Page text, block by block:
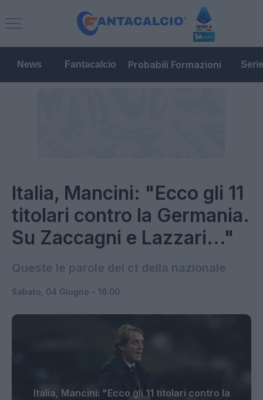
News Fantacalcio Probabili Formazioni
Italia, Mancini: "Ecco gli 11
titolari contro la Germania.
Su Zaccagni e Lazzari..."
Queste le parole del ct della nazionale
Sabato, 04 Giugno - 16:00
Italia, Mancini: "Ecco gli 11 titolari contro la